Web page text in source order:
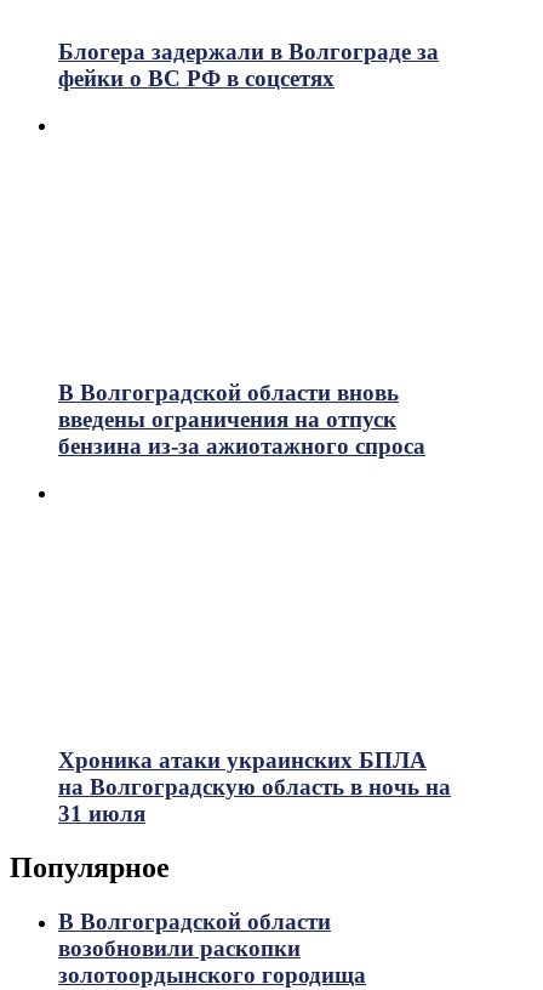
Блогера задержали в Волгограде за
фейки о ВС РФ в соцсетях
В Волгоградской области вновь
введены ограничения на отпуск
бензина из-за ажиотажного спроса
Хроника атаки украинских БПЛА
на Волгоградскую область в ночь на
31 июля
Популярное
В Волгоградской области
возобновили раскопки
золотоордынского городища